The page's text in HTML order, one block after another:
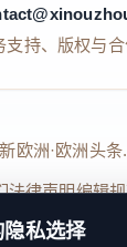
支持、版权与
欧洲·欧洲头
法律声明编辑
隐私选择